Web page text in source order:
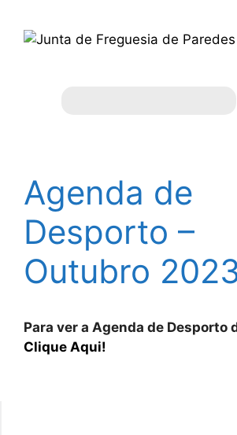
para
Agenda de
Desporto –
Outubro
Para ver a Agenda de Desporto
Clique Aqui!